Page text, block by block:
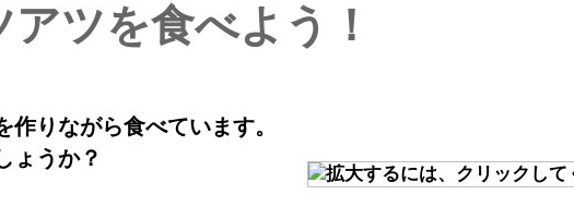
アツを食べよう！
作りながら食べています。
ょうか？